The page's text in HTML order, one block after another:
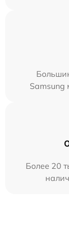
Samsung
Более 20